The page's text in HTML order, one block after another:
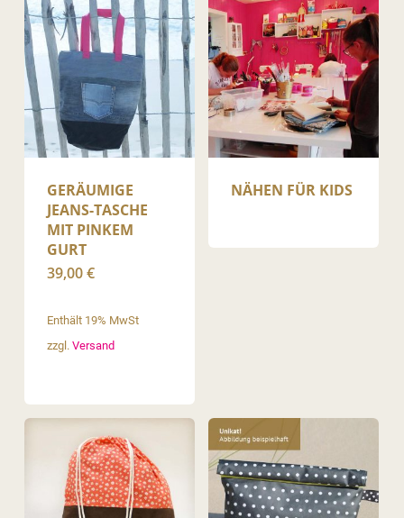
GERÄUMIGE
JEANS-TASCHE
MIT PINKEM
GURT
39,00€
Enthält 19% MwSt
zzgl. Versand
NÄHEN FÜR KIDS